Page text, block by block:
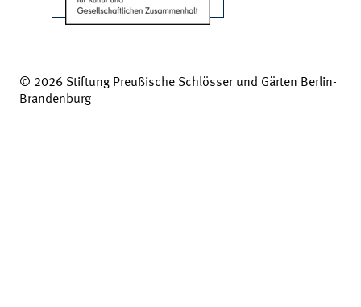
© 2026 Stiftung Preußische Schlösser und Gärten Berlin-
Brandenburg